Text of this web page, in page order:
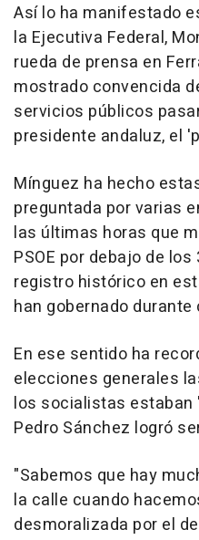
Así lo ha manifestado
la Ejecutiva Federal,
rueda de prensa en
mostrado convencida
servicios públicos
presidente andaluz, el
Mínguez ha hecho
preguntada por varias
las últimas horas que
PSOE por debajo de
registro histórico en
han gobernado
En ese sentido ha
elecciones generales
los socialistas estaban
Pedro Sánchez logró
"Sabemos que hay
la calle cuando
desmoralizada por el